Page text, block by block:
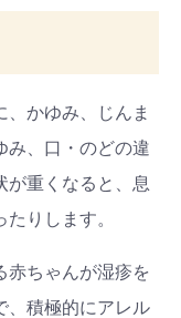
、かゆみ、じんま
み、口・のどの違
が重くなると、息
りします。
赤ちゃんが湿疹を
、積極的にアレル